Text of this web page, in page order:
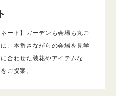
ート】ガーデンも会場も丸ご
。本番さながらの会場を見学
合わせた装花やアイテムな
ご提案。